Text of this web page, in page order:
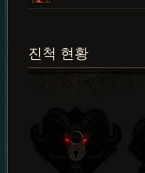
진척 현황